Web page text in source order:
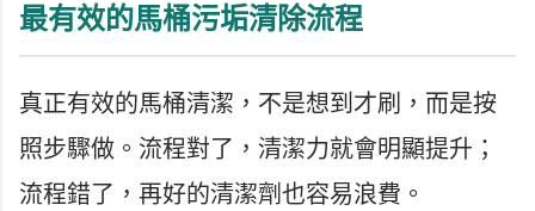
最有效的馬桶污垢清除流程
真正有效的馬桶清潔，不是想到才刷，而是按
照步驟做。流程對了，清潔力就會明顯提升；
流程錯了，再好的清潔劑也容易浪費。